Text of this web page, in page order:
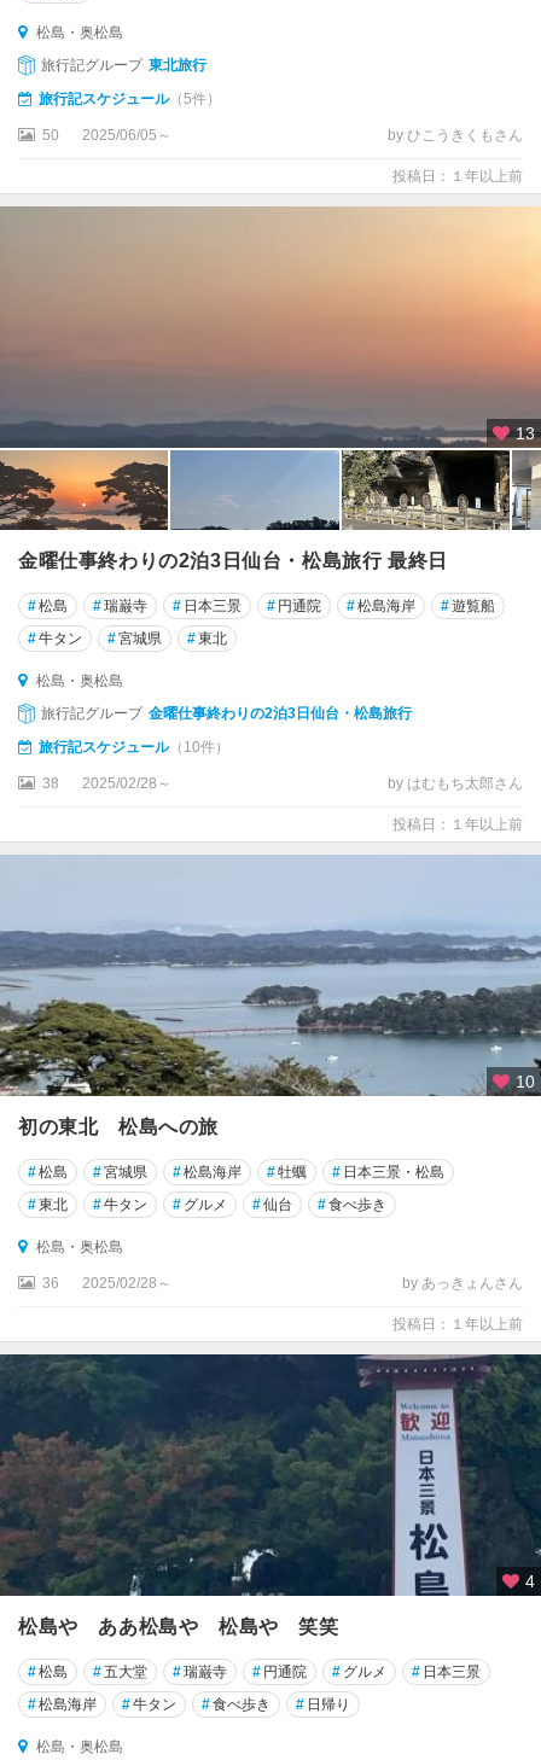
松島・奥松島
旅行記グループ 東北旅行
旅行記スケジュール（5件）
50 2025/06/05～ by ひこうきくもさん
投稿日：１年以上前
13
金曜仕事終わりの2泊3日仙台・松島旅行 最終日
#松島 #瑞巌寺 # 日本三景 # 円通院 #松島海岸 #遊覧船
#牛タン #宮城県 #東北
松島・奥松島
旅行記グループ 金曜仕事終わりの2泊3日仙台・松島旅行
旅行記スケジュール（10件）
38 2025/02/28～ by はむもち太郎さん
投稿日：１年以上前
10
初の東北 松島への旅
#松島 #宮城県 #松島海岸 #牡蠣 # 日本三景・松島
#東北 #牛タン # グルメ #仙台 #食べ歩き
松島・奥松島
36 2025/02/28～ by あっきょんさん
投稿日：１年以上前
4
松島や ああ松島や 松島や 笑笑
#松島 #五大堂 #瑞巌寺 # 円通院 # グルメ # 日本三景
#松島海岸 #牛タン #食べ歩き # 日帰り
松島・奥松島